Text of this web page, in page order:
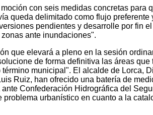
con seis medidas concretas para
queda delimitado como flujo preferente
pendientes y desarrolle por fin
ante inundaciones".
que elevará a pleno en la sesión
de forma definitiva las áreas que
municipal". El alcalde de Lorca,
Ruiz, han ofrecido una batería de
Confederación Hidrográfica del
urbanístico en cuanto a la